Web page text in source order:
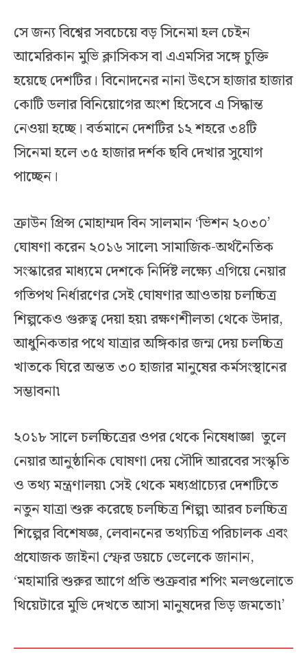
সে জন্য বিশ্বের সবচেয়ে বড় সিনেমা হল চেইন
আমেরিকান মুভি ক্লাসিকস বা এএমসির সঙ্গে চুক্তি
হয়েছে দেশটির। বিনোদনের নানা উৎসে হাজার হাজার
কোটি ডলার বিনিয়োগের অংশ হিসেবে এ সিদ্ধান্ত
নেওয়া হচ্ছে। বর্তমানে দেশটির ১২ শহরে ৩৪টি
সিনেমা হলে ৩৫ হাজার দর্শক ছবি দেখার সুযোগ
পাচ্ছেন।
ক্রাউন প্রিন্স মোহাম্মদ বিন সালমান ‘ভিশন ২০৩০’
ঘোষণা করেন ২০১৬ সালে৷ সামাজিক-অর্থনৈতিক
সংস্কারের মাধ্যমে দেশকে নির্দিষ্ট লক্ষ্যে এগিয়ে নেয়ার
গতিপথ নির্ধারণের সেই ঘোষণার আওতায় চলচ্চিত্র
শিল্পকেও গুরুত্ব দেয়া হয়৷ রক্ষণশীলতা থেকে উদার,
আধুনিকতার পথে যাত্রার অঙ্গিকার জন্ম দেয় চলচ্চিত্র
খাতকে ঘিরে অন্তত ৩০ হাজার মানুষের কর্মসংস্থানের
সম্ভাবনা৷
২০১৮ সালে চলচ্চিত্রের ওপর থেকে নিষেধাজ্ঞা তুলে
নেয়ার আনুষ্ঠানিক ঘোষণা দেয় সৌদি আরবের সংস্কৃতি
ও তথ্য মন্ত্রণালয়৷ সেই থেকে মধ্যপ্রাচ্যের দেশটিতে
নতুন যাত্রা শুরু করেছে চলচ্চিত্র শিল্প৷ আরব চলচ্চিত্র
শিল্পের বিশেষজ্ঞ, লেবাননের তথ্যচিত্র পরিচালক এবং
প্রযোজক জাইনা স্ফের ডয়চে ভেলেকে জানান,
‘মহামারি শুরুর আগে প্রতি শুক্রবার শপিং মলগুলোতে
থিয়েটারে মুভি দেখতে আসা মানুষদের ভিড় জমতো৷’